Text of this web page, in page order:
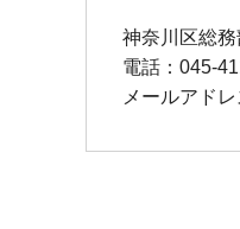
神奈川区総
電話：045-
メールアドレ